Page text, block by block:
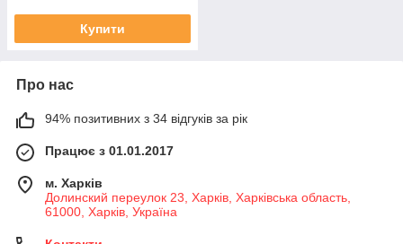
Купити
Про нас
94% позитивних з 34 відгуків за рік
Працює з 01.01.2017
м. Харків
Долинский переулок 23, Харків, Харківська область,
61000, Харків, Україна